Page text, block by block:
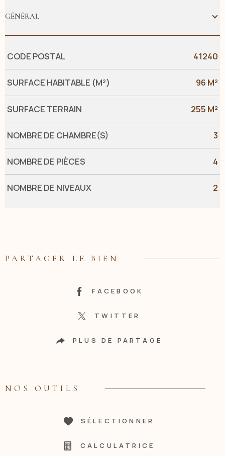
GÉNÉRAL
Caractérisque Valeurs
CODE POSTAL 41240
SURFACE HABITABLE (M²) 96 M²
SURFACE TERRAIN 255 M²
NOMBRE DE CHAMBRE(S) 3
NOMBRE DE PIÈCES 4
NOMBRE DE NIVEAUX 2
PARTAGER LE BIEN
FACEBOOK
TWITTER
PLUS DE PARTAGE
NOS OUTILS
SÉLECTIONNER
CALCULATRICE